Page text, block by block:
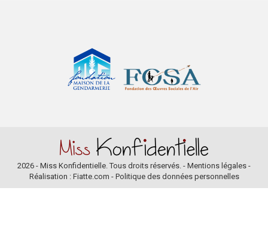
2026 - Miss Konfidentielle. Tous droits réservés. - Mentions légales -
Réalisation : Fiatte.com - Politique des données personnelles